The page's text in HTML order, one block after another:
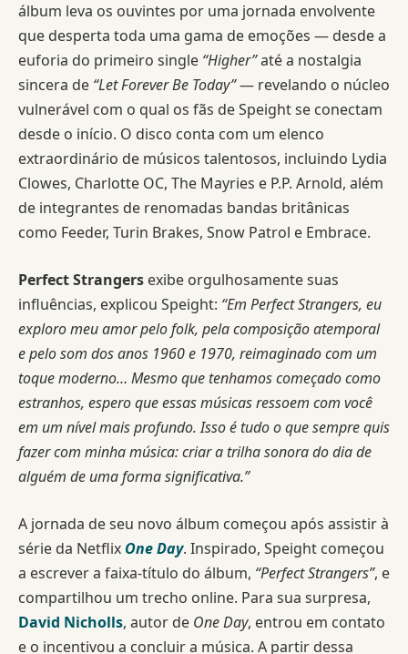
álbum leva os ouvintes por uma jornada envolvente
que desperta toda uma gama de emoções — desde a
euforia do primeiro single “Higher”até a nostalgia
sincera de “Let Forever Be Today”— revelando o núcleo
vulnerável com o qual os fãs de Speight se conectam
desde o início. O disco conta com um elenco
extraordinário de músicos talentosos, incluindo Lydia
Clowes, Charlotte OC, The Mayries e P.P. Arnold, além
de integrantes de renomadas bandas britânicas
como Feeder, Turin Brakes, Snow Patrol e Embrace.
Perfect Strangers exibe orgulhosamente suas
influências, explicou Speight: “Em Perfect Strangers, eu
exploro meu amor pelo folk, pela composição atemporal
e pelo som dos anos 1960 e 1970, reimaginado com um
toque moderno… Mesmo que tenhamos começado como
estranhos, espero que essas músicas ressoem com você
em um nível mais profundo. Isso é tudo o que sempre quis
fazer com minha música: criar a trilha sonora do dia de
alguém de uma forma significativa.”
A jornada de seu novo álbum começou após assistir à
série da Netflix One Day. Inspirado, Speight começou
a escrever a faixa-título do álbum, “Perfect Strangers”, e
compartilhou um trecho online. Para sua surpresa,
David Nicholls, autor de One Day, entrou em contato
e o incentivou a concluir a música. A partir dessa